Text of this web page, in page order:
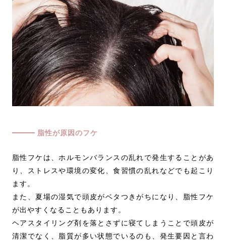
脂性が原因のフケ
脂性フケは、ホルモンバランスの乱れで発生することがあ
り、ストレスや環境の変化、食習慣の乱れなどでも起こり
ます。
また、夏場の湿気で頭皮がベタつきがちになり、脂性フケ
が出やすくなることもあります。
ヘアスタイリング剤を落とさずに寝てしまうことで頭皮が
清潔でなく、脂質が多い状態でいるのも、発生要因と言わ